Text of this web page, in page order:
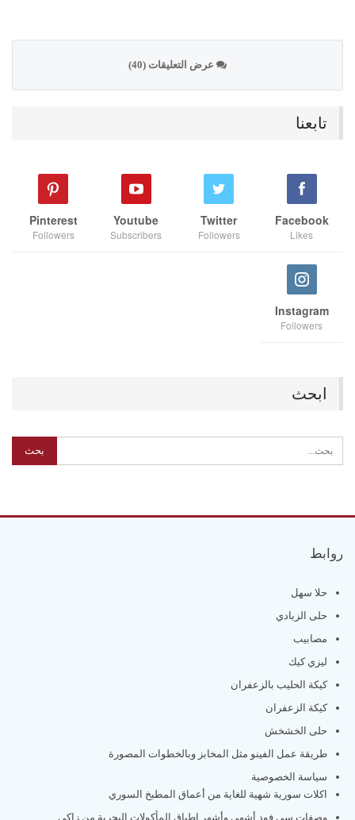
عرض التعليقات (40)
تابعنا
Facebook
Likes
Twitter
Followers
Youtube
Subscribers
Pinterest
Followers
Instagram
Followers
ابحث
روابط
حلا سهل
حلى الزبادي
مصابيب
ليزي كيك
كيكة الحليب بالزعفران
كيكة الزعفران
حلى الخشخش
طريقة عمل الفينو مثل المخابز وبالخطوات المصورة
سياسة الخصوصية
اكلات سورية شهية للغاية من أعماق المطبخ السوري
وصفات سي فود أشهى وأشهر اطباق المأكولات البحرية من زاكي